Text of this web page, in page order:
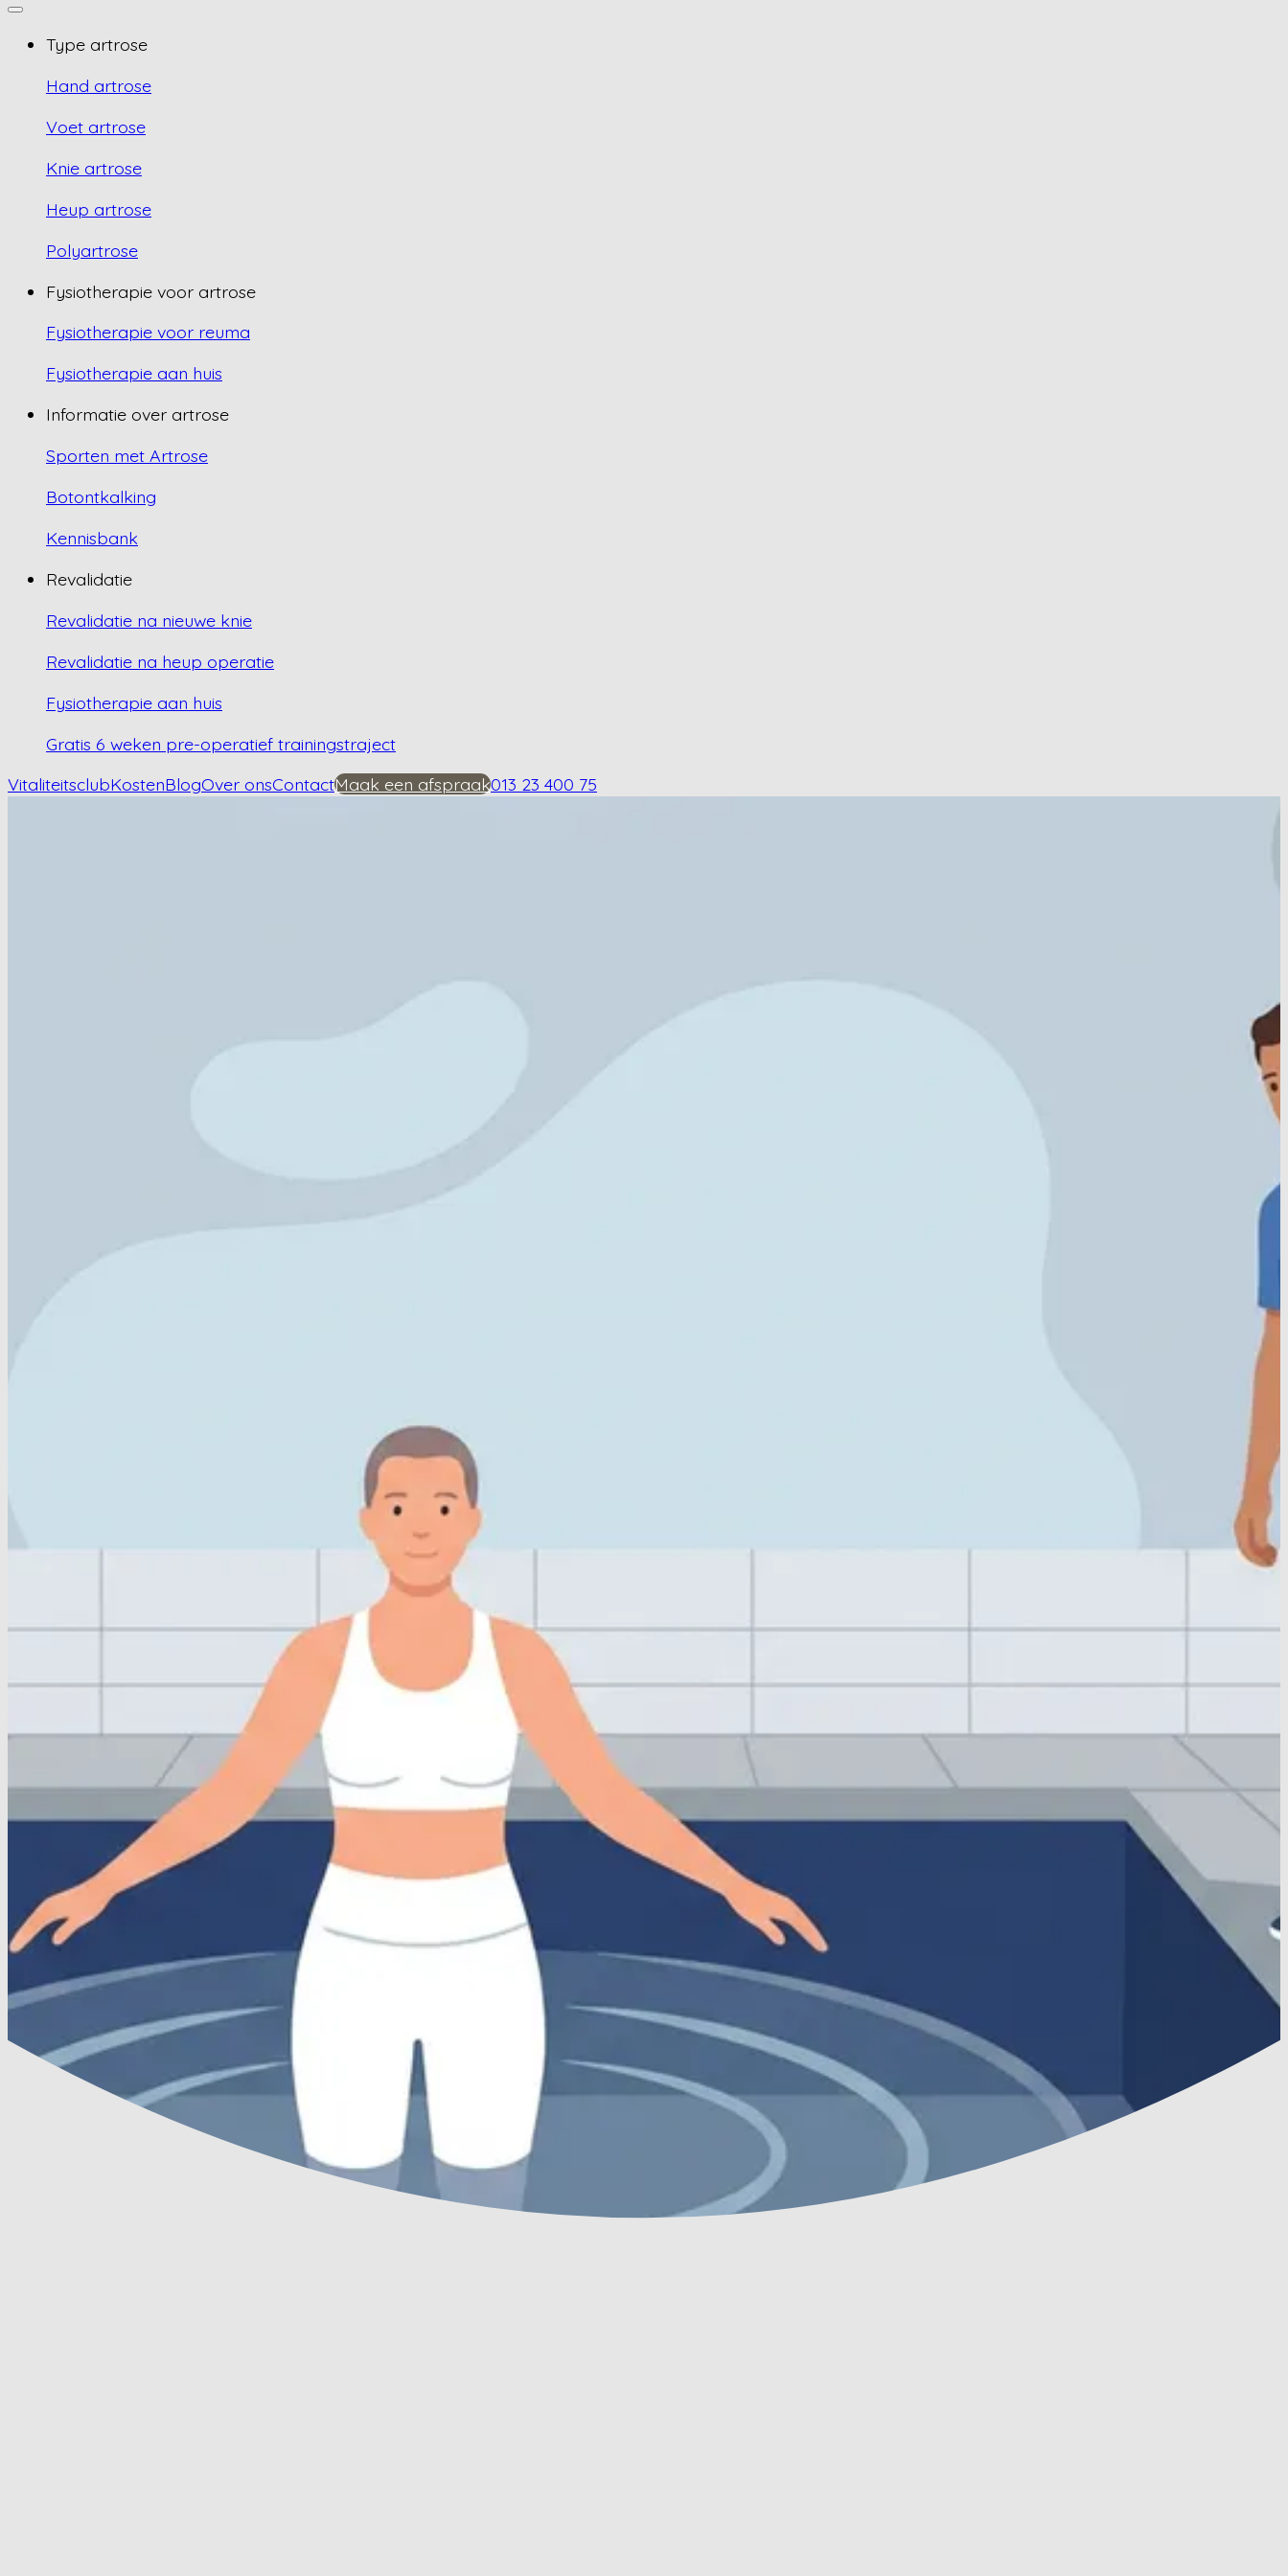
Type artrose
Hand artrose
Voet artrose
Knie artrose
Heup artrose
Polyartrose
Fysiotherapie voor artrose
Fysiotherapie voor reuma
Fysiotherapie aan huis
Informatie over artrose
Sporten met Artrose
Botontkalking
Kennisbank
Revalidatie
Revalidatie na nieuwe knie
Revalidatie na heup operatie
Fysiotherapie aan huis
Gratis 6 weken pre-operatief trainingstraject
VitaliteitsclubKostenBlogOver onsContactMaak een afspraak013 23 400 75